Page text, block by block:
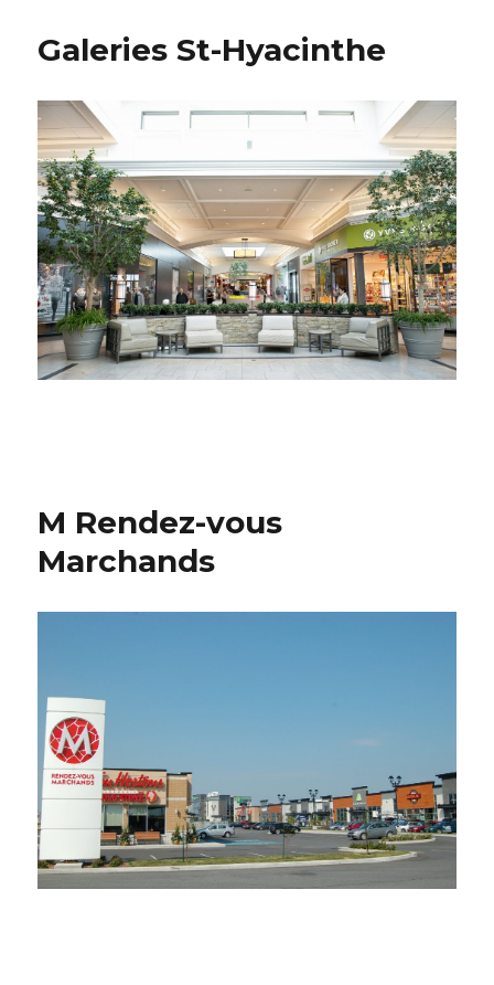
Galeries St-Hyacinthe
M Rendez-vous
Marchands